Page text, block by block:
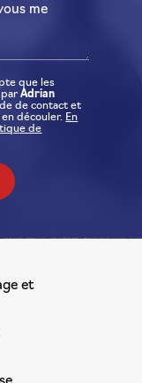
que les
parAdrian
de contact et
découler. En
de
et